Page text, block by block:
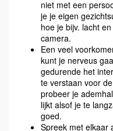
niet met een
je je eigen
hoe je bijv. lacht
camera.
Een veel
kunt je nerveus
gedurende het
te verstaan voor
probeer je
lijkt alsof je te
goed.
Spreek met elkaar